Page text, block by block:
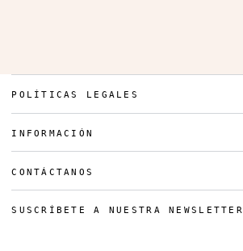
POLÍTICAS LEGALES
INFORMACIÓN
CONTÁCTANOS
SUSCRÍBETE A NUESTRA NEWSLETTER